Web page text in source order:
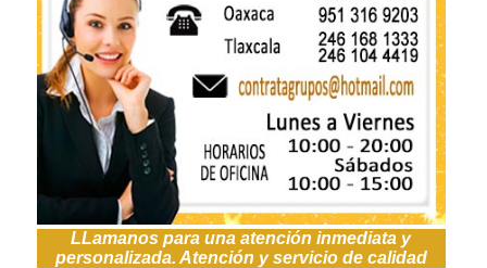
LLamanos para una atención inmediata y
personalizada. Atención y servicio de calidad